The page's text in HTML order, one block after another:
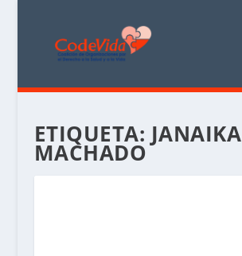
ETIQUETA: JANAIKA
MACHADO